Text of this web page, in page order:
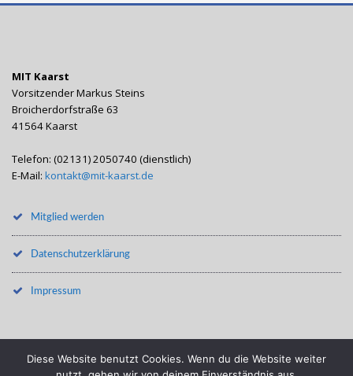
MIT Kaarst
Vorsitzender Markus Steins
Broicherdorfstraße 63
41564 Kaarst
Telefon: (02131) 2050740 (dienstlich)
E-Mail: kontakt@mit-kaarst.de
Mitglied werden
Datenschutzerklärung
Impressum
Diese Website benutzt Cookies. Wenn du die Website weiter